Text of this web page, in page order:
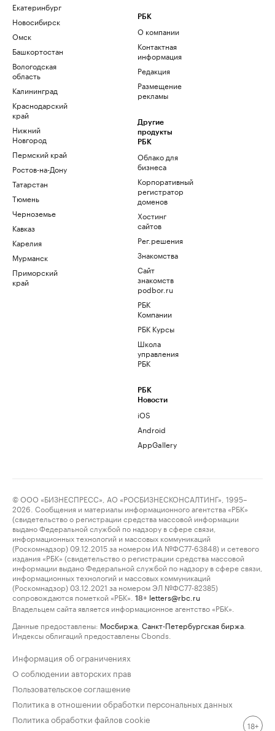
Екатеринбург
Новосибирск
Омск
Башкортостан
Вологодская
область
Калининград
Краснодарский
край
Нижний
Новгород
Пермский край
Ростов-на-Дону
Татарстан
Тюмень
Черноземье
Кавказ
Карелия
Мурманск
Приморский
край
РБК
О компании
Контактная
информация
Редакция
Размещение
рекламы
Другие
продукты
РБК
Облако для
бизнеса
Корпоративный
регистратор
доменов
Хостинг
сайтов
Рег.решения
Знакомства
Сайт
знакомств
podbor.ru
РБК
Компании
РБК Курсы
Школа
управления
РБК
РБК
Новости
iOS
Android
AppGallery
© ООО «БИЗНЕСПРЕСС», АО «РОСБИЗНЕСКОНСАЛТИНГ», 1995–
2026. Сообщения и материалы информационного агентства «РБК»
(свидетельство о регистрации средства массовой информации
выдано Федеральной службой по надзору в сфере связи,
информационных технологий и массовых коммуникаций
(Роскомнадзор) 09.12.2015 за номером ИА №ФС77-63848) и сетевого
издания «РБК» (свидетельство о регистрации средства массовой
информации выдано Федеральной службой по надзору в сфере связи,
информационных технологий и массовых коммуникаций
(Роскомнадзор) 03.12.2021 за номером ЭЛ №ФС77-82385)
сопровождаются пометкой «РБК».
18+ letters@rbc.ru
Владельцем сайта является информационное агентство «РБК».
Данные предоставлены: Мосбиржа Санкт-Петербургская биржа
Индексы облигаций предоставлены Cbonds.
Информация об ограничениях
О соблюдении авторских прав
Пользовательское соглашение
Политика в отношении обработки персональных данных
Политика обработки файлов cookie
18+